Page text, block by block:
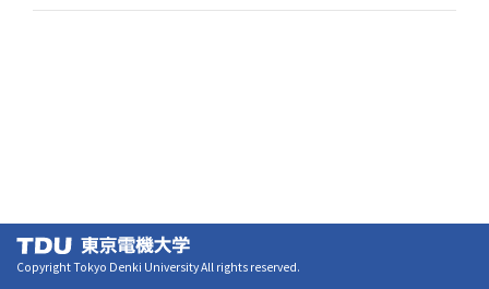
Copyright Tokyo Denki University All rights reserved.